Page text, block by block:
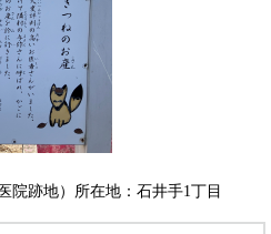
院跡地）所在地：石井手1丁目